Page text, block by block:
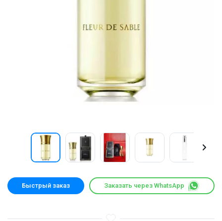
Быстрый заказ Заказать через WhatsApp